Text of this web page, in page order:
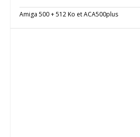
Amiga 500 + 512 Ko et ACA500plus